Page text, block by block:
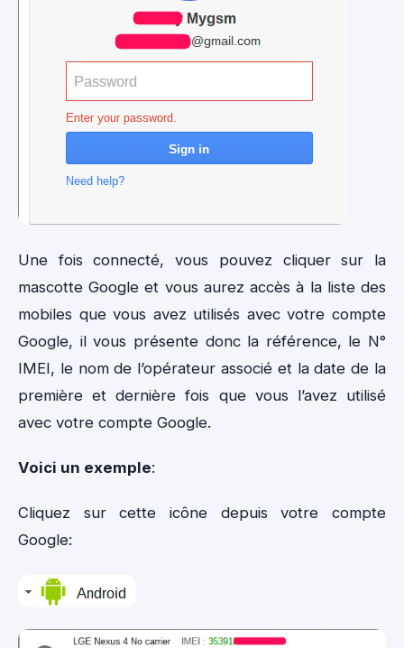
Une fois connecté, vous pouvez cliquer sur la
mascotte Google et vous aurez accès à la liste des
mobiles que vous avez utilisés avec votre compte
Google, il vous présente donc la référence, le N°
IMEI, le nom de l’opérateur associé et la date de la
première et dernière fois que vous l’avez utilisé
avec votre compte Google.
Voici un exemple:
Cliquez sur cette icône depuis votre compte
Google: